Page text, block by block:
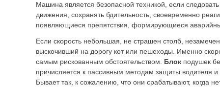
Машина является безопасной техникой, если
движения, сохранять бдительность, своевременно
появляющиеся препятствия, формирующиеся
Если скорость небольшая, не страшен столб,
выскочивший на дорогу кот или пешеходы. Именно
самым рискованным обстоятельством. Блок подушек
причисляется к пассивным методам защиты водителя
Бывает так, к сожалению, что они срабатывают, когда